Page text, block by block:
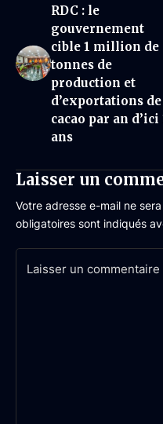
RDC : le
gouvernement
cible 1 million de
tonnes de
production et
d’exportations de
cacao par an d’ici
ans
Laisser un
Votre adresse e-mail ne
obligatoires sont indiqués